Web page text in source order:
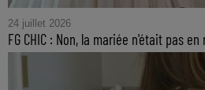
24 juillet 2026
FG CHIC : Non, la mariée n'était pas